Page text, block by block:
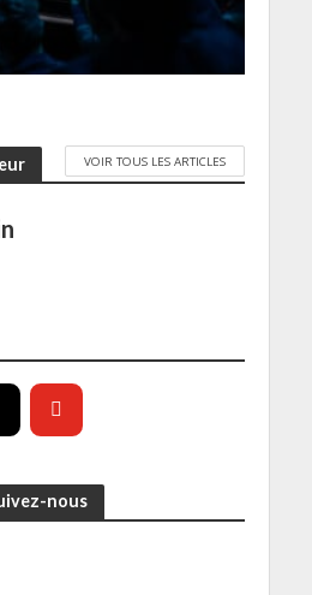
VOIR TOUS LES ARTICLES
nous